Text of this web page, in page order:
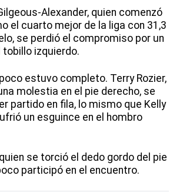
Alexander, quien comenzó
el cuarto mejor de la liga con 31,3
se perdió el compromiso por un
tobillo izquierdo.
estuvo completo. Terry Rozier,
molestia en el pie derecho, se
partido en fila, lo mismo que Kelly
un esguince en el hombro
se torció el dedo gordo del pie
participó en el encuentro.